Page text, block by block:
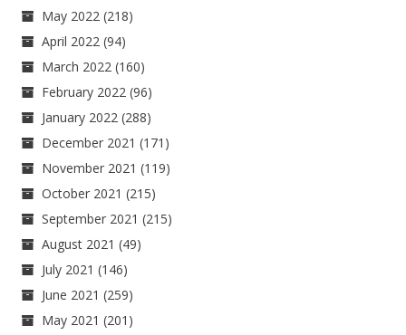
May 2022 (218)
April 2022 (94)
March 2022 (160)
February 2022 (96)
January 2022 (288)
December 2021 (171)
November 2021 (119)
October 2021 (215)
September 2021 (215)
August 2021 (49)
July 2021 (146)
June 2021 (259)
May 2021 (201)